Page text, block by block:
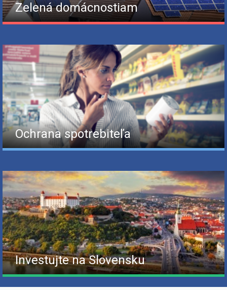
Zelená domácnostiam
Ochrana spotrebiteľa
Investujte na Slovensku